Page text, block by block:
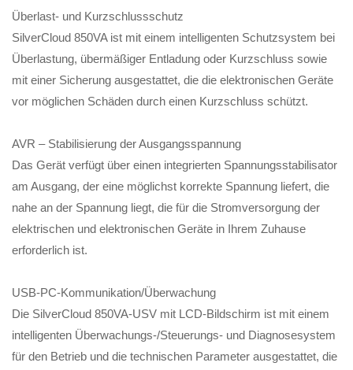
Überlast- und Kurzschlussschutz
SilverCloud 850VA ist mit einem intelligenten Schutzsystem bei
Überlastung, übermäßiger Entladung oder Kurzschluss sowie
mit einer Sicherung ausgestattet, die die elektronischen Geräte
vor möglichen Schäden durch einen Kurzschluss schützt.
AVR – Stabilisierung der Ausgangsspannung
Das Gerät verfügt über einen integrierten Spannungsstabilisator
am Ausgang, der eine möglichst korrekte Spannung liefert, die
nahe an der Spannung liegt, die für die Stromversorgung der
elektrischen und elektronischen Geräte in Ihrem Zuhause
erforderlich ist.
USB-PC-Kommunikation/Überwachung
Die SilverCloud 850VA-USV mit LCD-Bildschirm ist mit einem
intelligenten Überwachungs-/Steuerungs- und Diagnosesystem
für den Betrieb und die technischen Parameter ausgestattet, die